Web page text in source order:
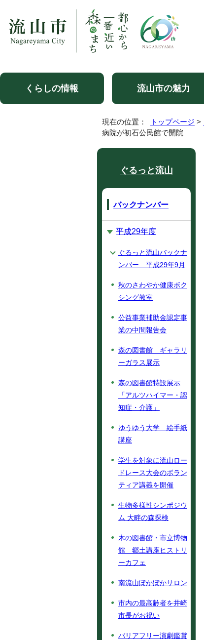
くらしの情報 流山市の魅力
現在の位置： トップページ >
病院が初石公民館で開院
ぐるっと流山
バックナンバー
平成29年度
ぐるっと流山バックナ
ンバー 平成29年9月
秋のさわやか健康ボク
シング教室
公益事業補助金認定事
業の中間報告会
森の図書館 ギャラリ
ーガラス展示
森の図書館特設展示
「アルツハイマー・認
知症・介護」
ゆうゆう大学 絵手紙
講座
学生を対象に流山ロー
ドレース大会のボラン
ティア講義を開催
生物多様性シンポジウ
ム 大畔の森探検
木の図書館・市立博物
館 郷土講座ヒストリ
ーカフェ
南流山ぽかぽかサロン
市内の最高齢者を井崎
市長がお祝い
バリアフリー演劇鑑賞